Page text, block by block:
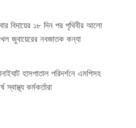
বিদায়ের ১৮ দিন পর পৃথিবীর আলো
জুবায়েরের নবজাতক কন্যা
হাসপাতাল পরিদর্শনে এমপিসহ
স্বাস্থ্য কর্মকর্তারা